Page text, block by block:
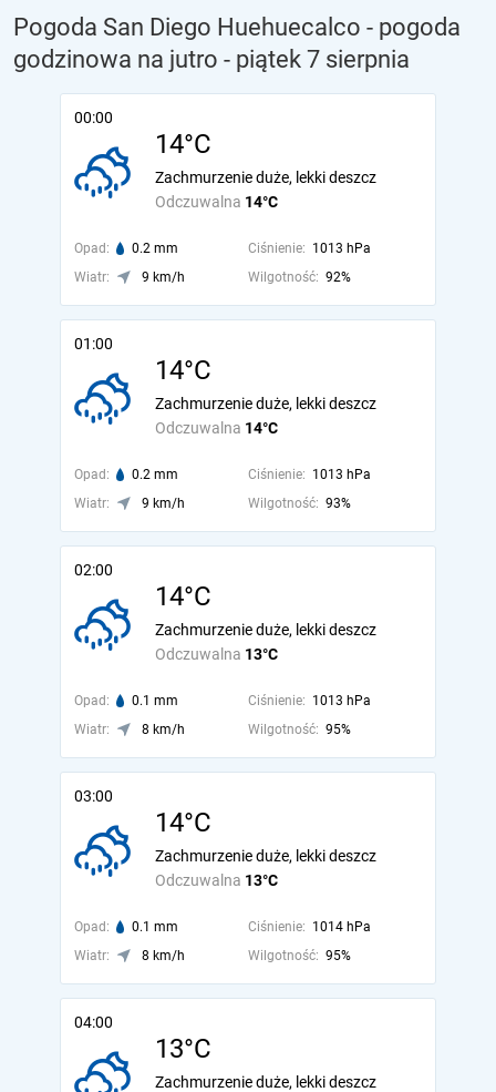
Pogoda San Diego Huehuecalco - pogoda
godzinowa na jutro - piątek 7 sierpnia
00:00
14°C
Odczuwalna 14°C
Zachmurzenie duże, lekki deszcz
Opad: 0.2 mm Ciśnienie: 1013 hPa
Wiatr:
9 km/h Wilgotność: 92%
01:00
14°C
Odczuwalna 14°C
Zachmurzenie duże, lekki deszcz
Opad: 0.2 mm Ciśnienie: 1013 hPa
Wiatr:
9 km/h Wilgotność: 93%
02:00
14°C
Odczuwalna 13°C
Zachmurzenie duże, lekki deszcz
Opad: 0.1 mm Ciśnienie: 1013 hPa
Wiatr:
8 km/h Wilgotność: 95%
03:00
14°C
Odczuwalna 13°C
Zachmurzenie duże, lekki deszcz
Opad: 0.1 mm Ciśnienie: 1014 hPa
Wiatr:
8 km/h Wilgotność: 95%
04:00
13°C
Zachmurzenie duże, lekki deszcz